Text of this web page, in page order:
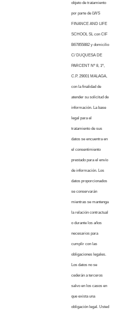
objeto de tratamiento
por parte de LWS
FINANCE AND LIFE
SCHOOL SL con CIF
B67855882 y domicilio
C/ DUQUESA DE
PARCENT Nº 8, 1º,
C.P. 29001 MALAGA,
con la finalidad de
atender su solicitud de
información. La base
legal para el
tratamiento de sus
datos se encuentra en
el consentimiento
prestado para el envío
de información. Los
datos proporcionados
se conservarán
mientras se mantenga
la relación contractual
o durante los años
necesarios para
cumplir con las
obligaciones legales.
Los datos no se
cederán a terceros
salvo en los casos en
que exista una
obligación legal. Usted